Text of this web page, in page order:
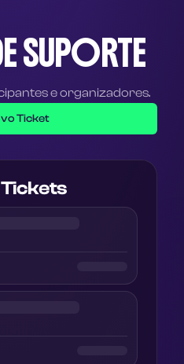
SUPORTE
e organizadores.
Ticket